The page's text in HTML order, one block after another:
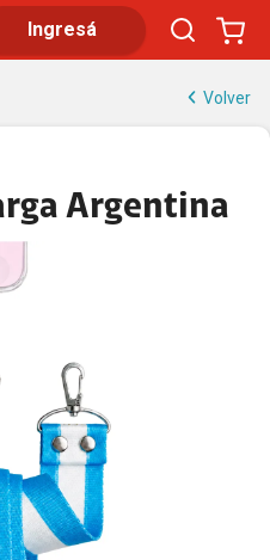
Ingresá
Volver
Argentina